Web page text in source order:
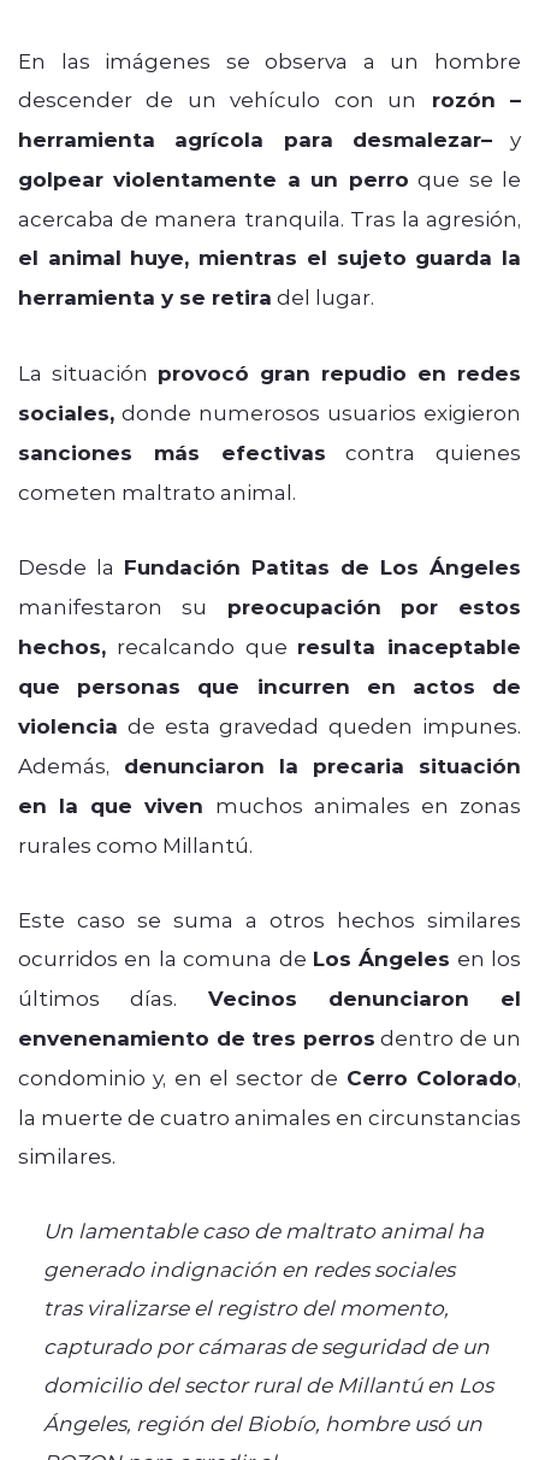
En las imágenes se observa a un hombre
descender de un vehículo con un
rozón –
herramienta agrícola para desmalezar–y
golpear violentamente a un perro que se le
acercaba de manera tranquila. Tras la agresión,
el animal huye, mientras el sujeto guarda la
herramienta y se retira del lugar.
La situación provocó gran repudio en redes
sociales, donde numerosos usuarios exigieron
sanciones más efectivas contra quienes
cometen maltrato animal.
Desde la Fundación Patitas de Los Ángeles
manifestaron su
preocupación por estos
hechos, recalcando que resulta inaceptable
que personas que incurren en actos de
violencia de esta gravedad queden impunes.
Además, denunciaron la precaria situación
en la que viven muchos animales en zonas
rurales como Millantú.
Este caso se suma a otros hechos similares
ocurridos en la comuna de Los Ángeles en los
últimos días. Vecinos denunciaron el
envenenamiento de tres perros dentro de un
condominio y, en el sector de Cerro Colorado,
la muerte de cuatro animales en circunstancias
similares.
Un lamentable caso de maltrato animal ha
generado indignación en redes sociales
tras viralizarse el registro del momento,
capturado por cámaras de seguridad de un
domicilio del sector rural de Millantú en Los
Ángeles, región del Biobío, hombre usó un